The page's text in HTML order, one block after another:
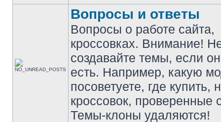
Вопросы и ответы
Вопросы о работе сайта,
кроссовках. Внимание!
создавайте темы, если
есть. Например, какую
посоветуете, где купить,
кроссовок, проверенные
Темы-клоны удаляются!